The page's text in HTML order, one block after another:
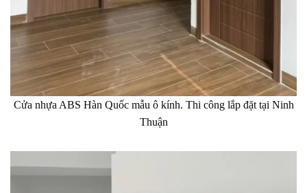
Cửa nhựa ABS Hàn Quốc mẫu ô kính. Thi công lắp đặt tại Ninh
Thuận